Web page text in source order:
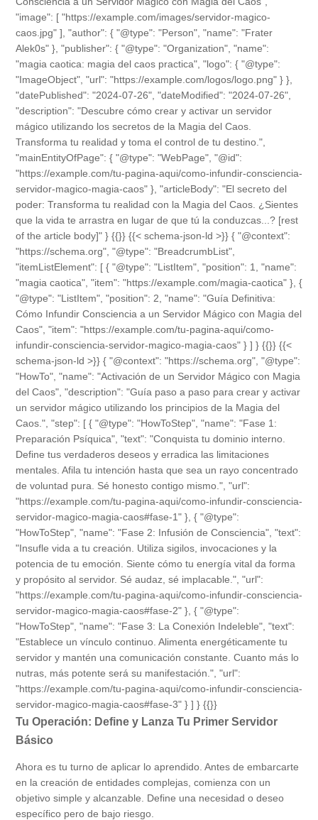
"image": [ "https://example.com/images/servidor-magico-
caos.jpg" ], "author": { "@type": "Person", "name": "Frater
Alek0s" }, "publisher": { "@type": "Organization", "name":
"magia caotica: magia del caos practica", "logo": { "@type":
"ImageObject", "url": "https://example.com/logos/logo.png" } },
"datePublished": "2024-07-26", "dateModified": "2024-07-26",
"description": "Descubre cómo crear y activar un servidor
mágico utilizando los secretos de la Magia del Caos.
Transforma tu realidad y toma el control de tu destino.",
"mainEntityOfPage": { "@type": "WebPage", "@id":
"https://example.com/tu-pagina-aqui/como-infundir-consciencia-
servidor-magico-magia-caos" }, "articleBody": "El secreto del
poder: Transforma tu realidad con la Magia del Caos. ¿Sientes
que la vida te arrastra en lugar de que tú la conduzcas...? [rest
of the article body]" } {{}} {{< schema-json-ld >}} { "@context":
"https://schema.org", "@type": "BreadcrumbList",
"itemListElement": [ { "@type": "ListItem", "position": 1, "name":
"magia caotica", "item": "https://example.com/magia-caotica" }, {
"@type": "ListItem", "position": 2, "name": "Guía Definitiva:
Cómo Infundir Consciencia a un Servidor Mágico con Magia del
Caos", "item": "https://example.com/tu-pagina-aqui/como-
infundir-consciencia-servidor-magico-magia-caos" } ] } {{}} {{<
schema-json-ld >}} { "@context": "https://schema.org", "@type":
"HowTo", "name": "Activación de un Servidor Mágico con Magia
del Caos", "description": "Guía paso a paso para crear y activar
un servidor mágico utilizando los principios de la Magia del
Caos.", "step": [ { "@type": "HowToStep", "name": "Fase 1:
Preparación Psíquica", "text": "Conquista tu dominio interno.
Define tus verdaderos deseos y erradica las limitaciones
mentales. Afila tu intención hasta que sea un rayo concentrado
de voluntad pura. Sé honesto contigo mismo.", "url":
"https://example.com/tu-pagina-aqui/como-infundir-consciencia-
servidor-magico-magia-caos#fase-1" }, { "@type":
"HowToStep", "name": "Fase 2: Infusión de Consciencia", "text":
"Insufle vida a tu creación. Utiliza sigilos, invocaciones y la
potencia de tu emoción. Siente cómo tu energía vital da forma
y propósito al servidor. Sé audaz, sé implacable.", "url":
"https://example.com/tu-pagina-aqui/como-infundir-consciencia-
servidor-magico-magia-caos#fase-2" }, { "@type":
"HowToStep", "name": "Fase 3: La Conexión Indeleble", "text":
"Establece un vínculo continuo. Alimenta energéticamente tu
servidor y mantén una comunicación constante. Cuanto más lo
nutras, más potente será su manifestación.", "url":
"https://example.com/tu-pagina-aqui/como-infundir-consciencia-
servidor-magico-magia-caos#fase-3" } ] } {{}}
Tu Operación: Define y Lanza Tu Primer Servidor
Básico
Ahora es tu turno de aplicar lo aprendido. Antes de embarcarte
en la creación de entidades complejas, comienza con un
objetivo simple y alcanzable. Define una necesidad o deseo
específico pero de bajo riesgo.